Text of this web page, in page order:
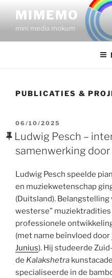
content
MIMEMO
mini media mokum
PUBLICATIES &
POSTED
ON
06/10/2025
Ludwig Pesch –
samenwerking
Ludwig Pesch speelde
en muziekwetenschap
(Duitsland).
westerse”
professionele
(met name beïnvloed door
Junius). Hij studeerde
de Kalakshetra
specialiseerde in de